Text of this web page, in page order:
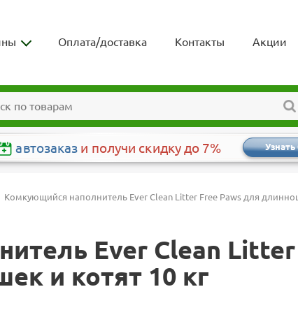
Оплата/доставка Контакты Акции
автозаказ и получи скидку до 7%
Комкующийся наполнитель Ever Clean Litter Free Paws для
Ever Clean Litter
и котят 10 кг